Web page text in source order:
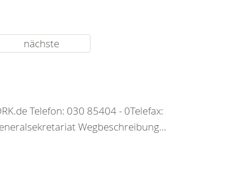
nächste
Telefon: 030 85404 - 0Telefax:
Wegbeschreibung...